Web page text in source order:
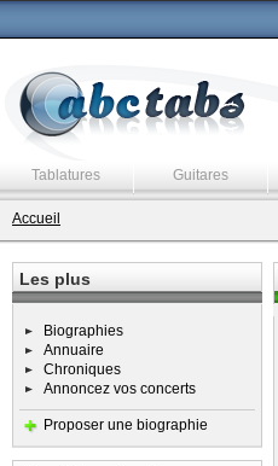
Tablatures Guitares
Accueil
Les plus
Biographies
Annuaire
Chroniques
Annoncez vos concerts
Proposer une biographie